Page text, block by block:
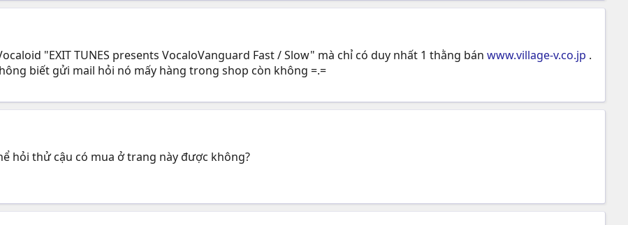
"EXIT TUNES presents VocaloVanguard Fast / Slow" mà chỉ có duy nhất 1 thằng bán www.village-v.co.jp .
biết gửi mail hỏi nó mấy hàng trong shop còn không =.=
hỏi thử cậu có mua ở trang này được không?